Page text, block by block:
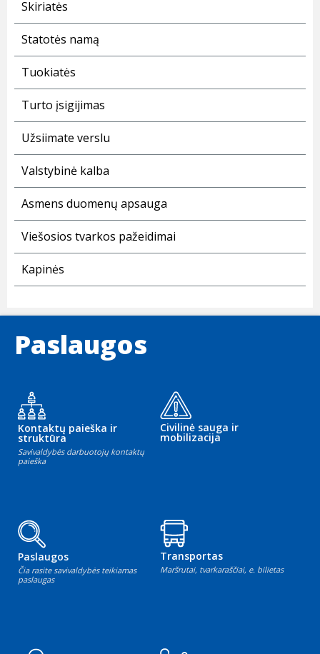
Skiriatės
Statotės namą
Tuokiatės
Turto įsigijimas
Užsiimate verslu
Valstybinė kalba
Asmens duomenų apsauga
Viešosios tvarkos pažeidimai
Kapinės
Paslaugos
Kontaktų paieška ir
struktūra
Savivaldybės darbuotojų kontaktų
paieška
Civilinė sauga ir
mobilizacija
Paslaugos
Čia rasite savivaldybės teikiamas
paslaugas
Transportas
Maršrutai, tvarkaraščiai, e. bilietas